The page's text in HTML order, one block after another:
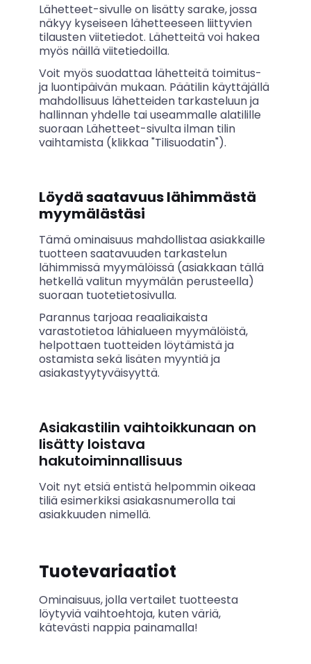
Lähetteet-sivulle on lisätty sarake, jossa
näkyy kyseiseen lähetteeseen liittyvien
tilausten viitetiedot. Lähetteitä voi hakea
myös näillä viitetiedoilla.
Voit myös suodattaa lähetteitä toimitus-
ja luontipäivän mukaan. Päätilin käyttäjällä
mahdollisuus lähetteiden tarkasteluun ja
hallinnan yhdelle tai useammalle alatilille
suoraan Lähetteet-sivulta ilman tilin
vaihtamista (klikkaa "Tilisuodatin").
Löydä saatavuus lähimmästä
myymälästäsi
Tämä ominaisuus mahdollistaa asiakkaille
tuotteen saatavuuden tarkastelun
lähimmissä myymälöissä (asiakkaan tällä
hetkellä valitun myymälän perusteella)
suoraan tuotetietosivulla.
Parannus tarjoaa reaaliaikaista
varastotietoa lähialueen myymälöistä,
helpottaen tuotteiden löytämistä ja
ostamista sekä lisäten myyntiä ja
asiakastyytyväisyyttä.
Asiakastilin vaihtoikkunaan on
lisätty loistava
hakutoiminnallisuus
Voit nyt etsiä entistä helpommin oikeaa
tiliä esimerkiksi asiakasnumerolla tai
asiakkuuden nimellä.
Tuotevariaatiot
Ominaisuus, jolla vertailet tuotteesta
löytyviä vaihtoehtoja, kuten väriä,
kätevästi nappia painamalla!